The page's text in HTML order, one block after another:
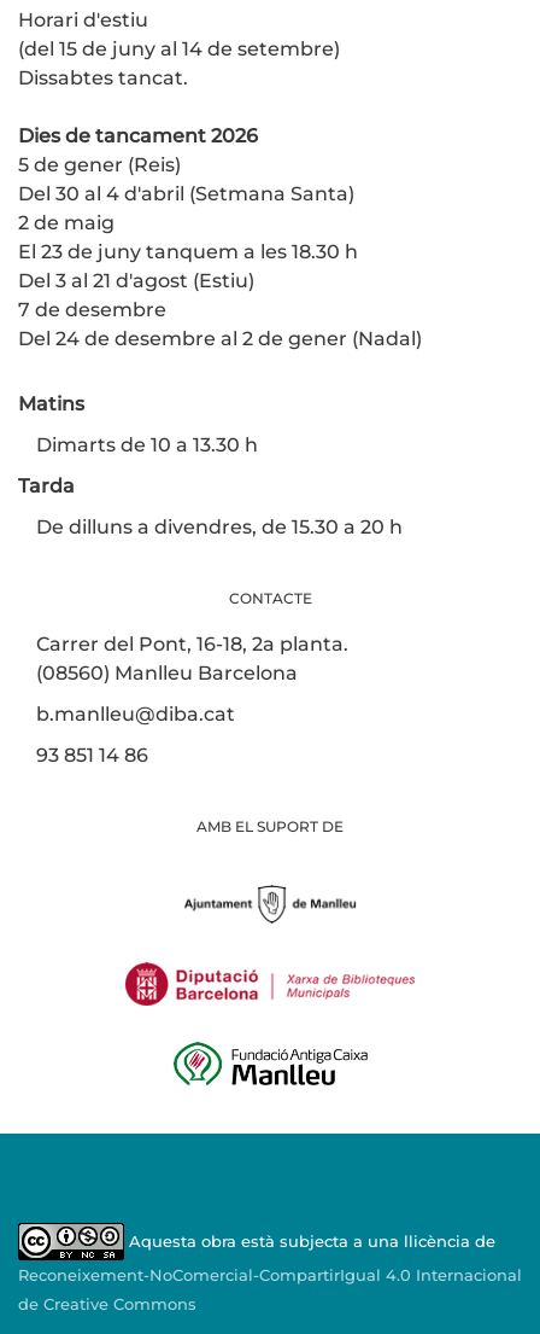
Horari d'estiu
(del 15 de juny al 14 de setembre)
Dissabtes tancat.
Dies de tancament 2026
5 de gener (Reis)
Del 30 al 4 d'abril (Setmana Santa)
2 de maig
El 23 de juny tanquem a les 18.30 h
Del 3 al 21 d'agost (Estiu)
7 de desembre
Del 24 de desembre al 2 de gener (Nadal)
Matins
Dimarts de 10 a 13.30 h
Tarda
De dilluns a divendres, de 15.30 a 20 h
CONTACTE
Carrer del Pont, 16-18, 2a planta.
(08560) Manlleu Barcelona
b.manlleu@diba.cat
93 851 14 86
AMB EL SUPORT DE
Aquesta obra està subjecta a una llicència de
Reconeixement-NoComercial-CompartirIgual 4.0 Internacional
de Creative Commons